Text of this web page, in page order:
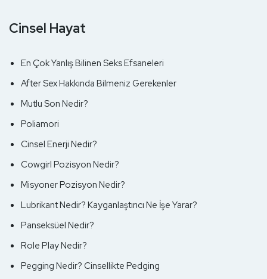
Cinsel Hayat
En Çok Yanlış Bilinen Seks Efsaneleri
After Sex Hakkında Bilmeniz Gerekenler
Mutlu Son Nedir?
Poliamori
Cinsel Enerji Nedir?
Cowgirl Pozisyon Nedir?
Misyoner Pozisyon Nedir?
Lubrikant Nedir? Kayganlaştırıcı Ne İşe Yarar?
Panseksüel Nedir?
Role Play Nedir?
Pegging Nedir? Cinsellikte Pedging